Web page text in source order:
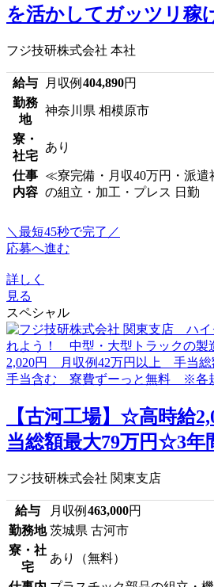
を活かしてガッツリ稼
フジ技研株式会社 本社
給与 月収例 404,890円
勤務
地
神奈川県 相模原市
寮・
社宅
あり
仕事
内容
≪寮完備・月収40万円・派
の組立・加工・プレス 日勤
＼最短45秒で完了／
応募へ進む
詳しく
見る
スペシャル
【古河工場】☆高時給
当総額最大79万円☆3年
フジ技研株式会社 関東支店
給与 月収例 463,000円
勤務地 茨城県 古河市
寮・社
宅
あり（無料）